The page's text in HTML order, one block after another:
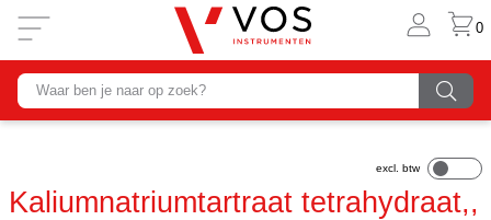
0
Kaliumnatriumtartraat tetrahydraat,,